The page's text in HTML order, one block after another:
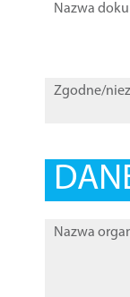
Nazwa
Zgodne/
Nazwa